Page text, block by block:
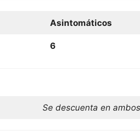
Asintomáticos
6
Se descuenta en